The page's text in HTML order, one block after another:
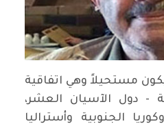
مستحيلاً وهي اتفاقية
حرة مع 14 دولة - دول الآسيان العشر،
الجنوبية وأستراليا